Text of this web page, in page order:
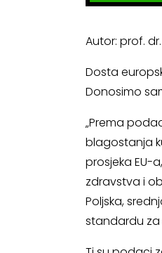
Autor: prof.
Dosta
Donosimo
„Prema
blagostanja
prosjeka EU-
zdravstva i
Poljska,
standardu za